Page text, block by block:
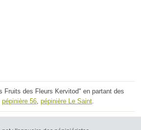
Fruits des Fleurs Kervitod" en partant des
pépinière 56 pépinière Le Saint